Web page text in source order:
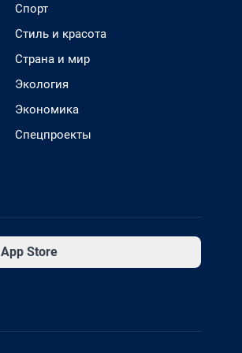
Спорт
Стиль и красота
Страна и мир
Экология
Экономика
Спецпроекты
App Store